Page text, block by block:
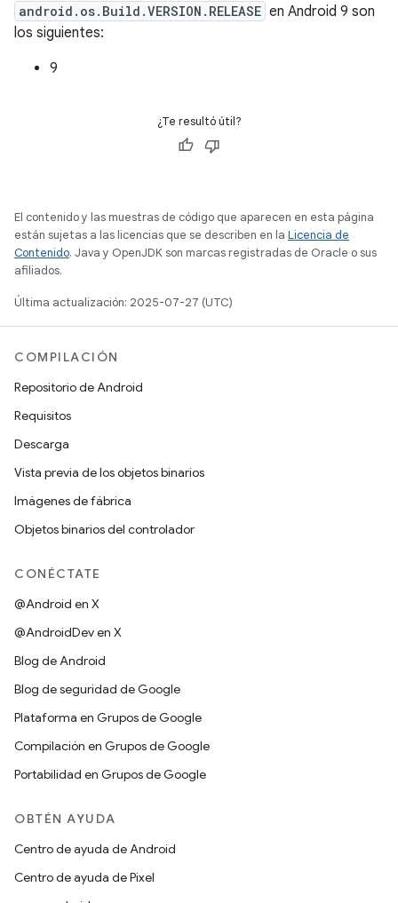
android.os.Build.VERSION.RELEASE en Android 9 son
los siguientes:
9
¿Te resultó útil?
El contenido y las muestras de código que aparecen en esta página
están sujetas a las licencias que se describen en la Licencia de
Contenido. Java y OpenJDK son marcas registradas de Oracle o sus
afiliados.
Última actualización: 2025-07-27 (UTC)
COMPILACIÓN
Repositorio de Android
Requisitos
Descarga
Vista previa de los objetos binarios
Imágenes de fábrica
Objetos binarios del controlador
CONÉCTATE
@Android en X
@AndroidDev en X
Blog de Android
Blog de seguridad de Google
Plataforma en Grupos de Google
Compilación en Grupos de Google
Portabilidad en Grupos de Google
OBTÉN AYUDA
Centro de ayuda de Android
Centro de ayuda de Pixel